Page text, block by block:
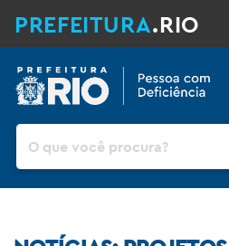
PREFEITURA.RIO
Pesquisar